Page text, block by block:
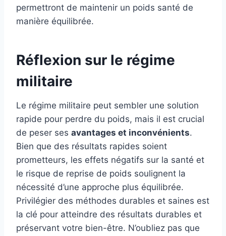
permettront de maintenir un poids santé de
manière équilibrée.
Réflexion sur le régime
militaire
Le régime militaire peut sembler une solution
rapide pour perdre du poids, mais il est crucial
de peser ses avantages et inconvénients.
Bien que des résultats rapides soient
prometteurs, les effets négatifs sur la santé et
le risque de reprise de poids soulignent la
nécessité d’une approche plus équilibrée.
Privilégier des méthodes durables et saines est
la clé pour atteindre des résultats durables et
préservant votre bien-être. N’oubliez pas que